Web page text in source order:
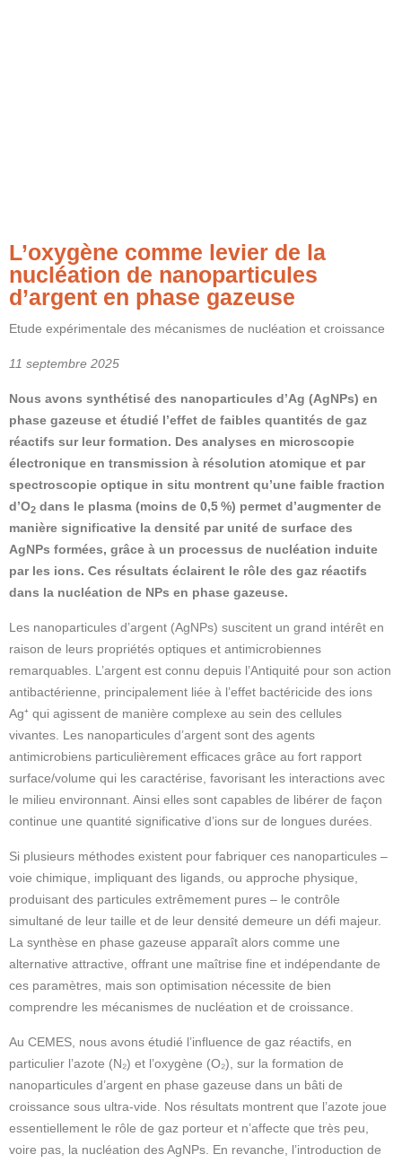
L’oxygène comme levier de la
nucléation de nanoparticules
d’argent en phase gazeuse
Etude expérimentale des mécanismes de nucléation et croissance
11 septembre 2025
Nous avons synthétisé des nanoparticules d’Ag (AgNPs) en
phase gazeuse et étudié l’effet de faibles quantités de gaz
réactifs sur leur formation. Des analyses en microscopie
électronique en transmission à résolution atomique et par
spectroscopie optique in situ montrent qu’une faible fraction
d’O2 dans le plasma (moins de 0,5 %) permet d’augmenter de
manière significative la densité par unité de surface des
AgNPs formées, grâce à un processus de nucléation induite
par les ions. Ces résultats éclairent le rôle des gaz réactifs
dans la nucléation de NPs en phase gazeuse.
Les nanoparticules d’argent (AgNPs) suscitent un grand intérêt en
raison de leurs propriétés optiques et antimicrobiennes
remarquables. L’argent est connu depuis l’Antiquité pour son action
antibactérienne, principalement liée à l’effet bactéricide des ions
Ag⁺ qui agissent de manière complexe au sein des cellules
vivantes. Les nanoparticules d’argent sont des agents
antimicrobiens particulièrement efficaces grâce au fort rapport
surface/volume qui les caractérise, favorisant les interactions avec
le milieu environnant. Ainsi elles sont capables de libérer de façon
continue une quantité significative d’ions sur de longues durées.
Si plusieurs méthodes existent pour fabriquer ces nanoparticules –
voie chimique, impliquant des ligands, ou approche physique,
produisant des particules extrêmement pures – le contrôle
simultané de leur taille et de leur densité demeure un défi majeur.
La synthèse en phase gazeuse apparaît alors comme une
alternative attractive, offrant une maîtrise fine et indépendante de
ces paramètres, mais son optimisation nécessite de bien
comprendre les mécanismes de nucléation et de croissance.
Au CEMES, nous avons étudié l’influence de gaz réactifs, en
particulier l’azote (N₂) et l’oxygène (O₂), sur la formation de
nanoparticules d’argent en phase gazeuse dans un bâti de
croissance sous ultra-vide. Nos résultats montrent que l’azote joue
essentiellement le rôle de gaz porteur et n’affecte que très peu,
voire pas, la nucléation des AgNPs. En revanche, l’introduction de